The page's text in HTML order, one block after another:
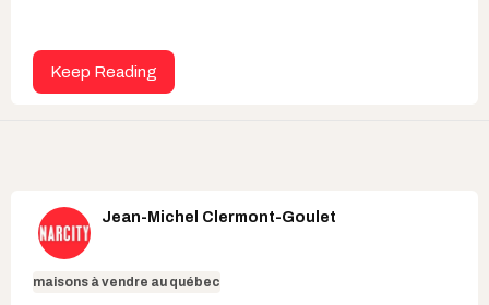
Keep Reading
Jean-Michel Clermont-Goulet
maisons à vendre au québec